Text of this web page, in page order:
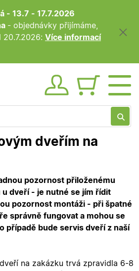
- 13.7 - 17.7.2026
- objednávky přijímáme,
Více informací
Obsah
dveřím na
pozornost přiloženému
u dveří - je nutné se jím řídit
pozornost montáži - při špatné
správně fungovat a mohou se
případě bude servis dveří z naší
na zakázku trvá zpravidla 6-8